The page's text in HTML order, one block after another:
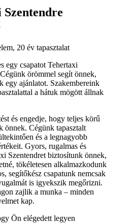
20 év tapasztalat
egy csapatot Tehertaxi
örömmel segít önnek,
egy ajánlatot. Szakembereink
a hátuk mögött állnak
és engedje, hogy teljes körű
önnek. Cégünk tapasztalt
és a legnagyobb
Gyors, rugalmas és
Szentendret biztosítunk önnek,
tökéletesen alkalmazkodunk
segítőkész csapatunk nemcsak
is igyekszik megőrizni.
zajlik a munka – minden
kap.
Ön elégedett legyen